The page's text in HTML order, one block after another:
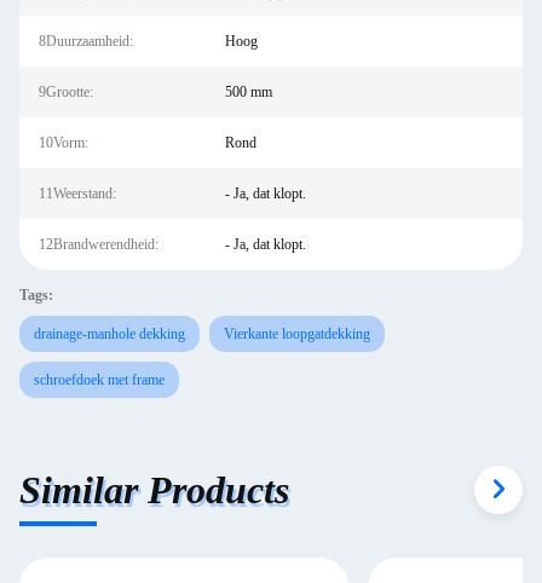
8Duurzaamheid: Hoog
9Grootte: 500 mm
10Vorm: Rond
11Weerstand: - Ja, dat klopt.
12Brandwerendheid: - Ja, dat klopt.
Tags:
drainage-manhole dekking Vierkante loopgatdekking
schroefdoek met frame
Similar Products